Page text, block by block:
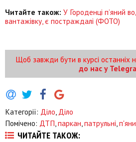
Читайте також: У Городенці п’яний
вантажівку, є постраждалі (ФОТО)
Щоб завжди бути в курсі останніх
до нас у
Категорії: Діло, Діло
Помічено: ДТП,паркан,патрульні,
ЧИТАЙТЕ ТАКОЖ: